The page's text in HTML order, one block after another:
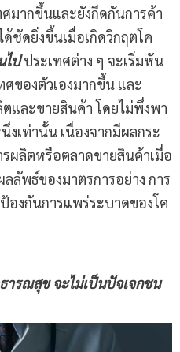
มากขึ้นและยังกีดกันการค้า
ชัดยิ่งขึ้นเมื่อเกิดวิกฤตโค
ไปประเทศต่าง ๆ จะเริ่มหัน
ของตัวเองมากขึ้น และ
ตและขายสินค้า โดยไม่พึ่งพา
งเท่านั้น เนื่องจากมีผลกระ
ผลิตหรือตลาดขายสินค้าเมื่อ
ลัพธ์ของมาตรการอย่าง การ
องกันการแพร่ระบาดของโค
ารณสุข จะไม่เป็นปัจเจกชน